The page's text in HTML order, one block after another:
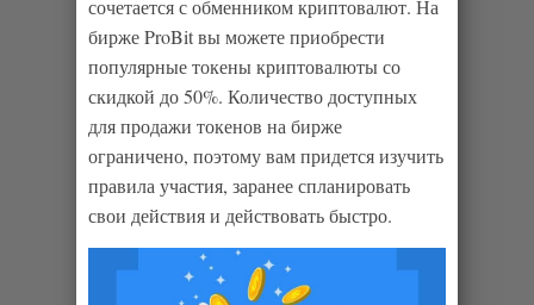
сочетается с обменником криптовалют. На
бирже ProBit вы можете приобрести
популярные токены криптовалюты со
скидкой до 50%. Количество доступных
для продажи токенов на бирже
ограничено, поэтому вам придется изучить
правила участия, заранее спланировать
свои действия и действовать быстро.